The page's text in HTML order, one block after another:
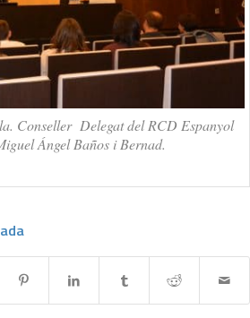
Conseller Delegat del RCD Espanyol
Ángel Baños i Bernad.